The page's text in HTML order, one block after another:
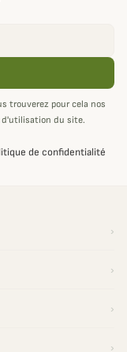
trouverez pour cela nos
du site.
de confidentialité